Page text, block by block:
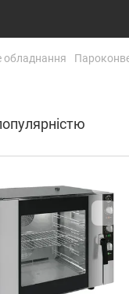
обладнання